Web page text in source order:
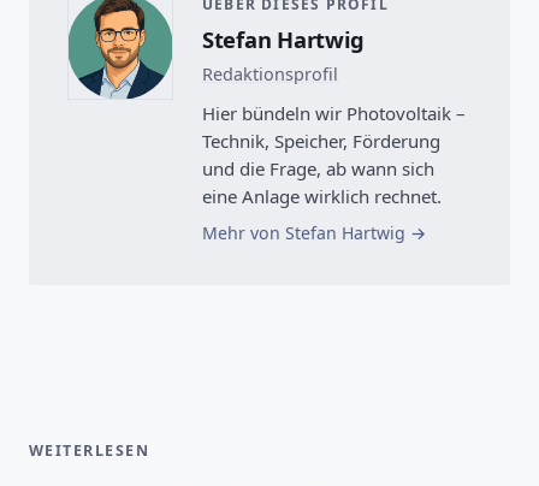
Stefan Hartwig
Redaktionsprofil
Hier bündeln wir Photovoltaik –
Technik, Speicher, Förderung
und die Frage, ab wann sich
eine Anlage wirklich rechnet.
Mehr von Stefan Hartwig
WEITERLESEN